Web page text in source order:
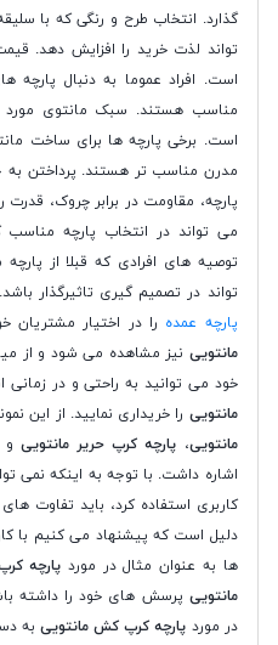
گذارد. انتخاب طرح و رنگی که با
تواند لذت خرید را افزایش دهد.
است. افراد عموما به دنبال
مناسب هستند. سبک مانتوی مورد
است. برخی پارچه ها برای ساخت
مدرن مناسب تر هستند. پرداختن به
پارچه، مقاومت در برابر چروک،
می تواند در انتخاب پارچه
توصیه های افرادی که قبلا از
تواند در تصمیم گیری تاثیرگذار
پارچه عمده را در اختیار مشتریان
مانتویی نیز مشاهده می شود و از
خود می توانید به راحتی و در زمانی
مانتویی را خریداری نمایید. از این
مانتویی، پارچه کرپ حریر مانتوییو
اشاره داشت. با توجه به اینکه نمی
کاربری استفاده کرد، باید تفاوت
دلیل است که پیشنهاد می کنیم با
ها به عنوان مثال در مورد پارچه
مانتویی پرسش های خود را داشته
در مورد پارچه کرپ کش مانتوییبه